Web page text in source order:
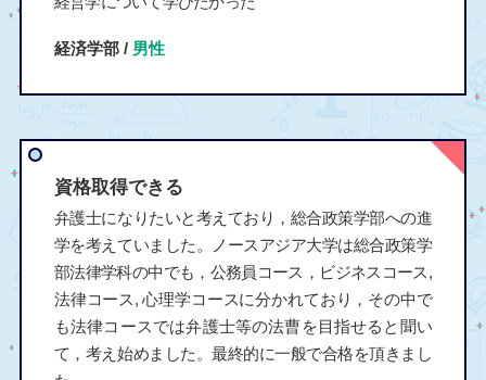
経済学部 / 男性
資格取得できる
弁護士になりたいと考えており，総合政策学部への進
学を考えていました。ノースアジア大学は総合政策学
部法律学科の中でも，公務員コース，ビジネスコース,
法律コース, 心理学コースに分かれており，その中で
も法律コースでは弁護士等の法曹を目指せると聞い
て，考え始めました。最終的に一般で合格を頂きまし